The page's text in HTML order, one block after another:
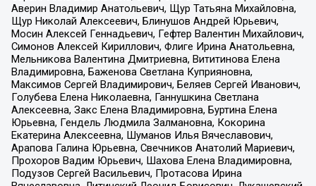
Аверин Владимир Анатольевич, Щур Татьяна Михайловна,
Щур Николай Алексеевич, Блинушов Андрей Юрьевич,
Мосин Алексей Геннадьевич, Гефтер Валентин Михайлович,
Симонов Алексей Кириллович, Флиге Ирина Анатольевна,
Мельникова Валентина Дмитриевна, Вититинова Елена
Владимировна, Баженова Светлана Куприяновна,
Максимов Сергей Владимирович, Беляев Сергей Иванович,
Голубева Елена Николаевна, Ганнушкина Светлана
Алексеевна, Закс Елена Владимировна, Буртина Елена
Юрьевна, Гендель Людмила Залмановна, Кокорина
Екатерина Алексеевна, Шуманов Илья Вячеславович,
Арапова Галина Юрьевна, Свечников Анатолий Мариевич,
Прохоров Вадим Юрьевич, Шахова Елена Владимировна,
Подузов Сергей Васильевич, Протасова Ирина